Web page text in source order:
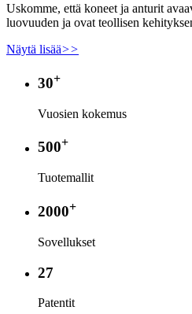
Uskomme, että koneet ja anturit
luovuuden ja ovat teollisen
Näytä lisää>>
30+
Vuosien kokemus
500+
Tuotemallit
2000+
Sovellukset
27
Patentit